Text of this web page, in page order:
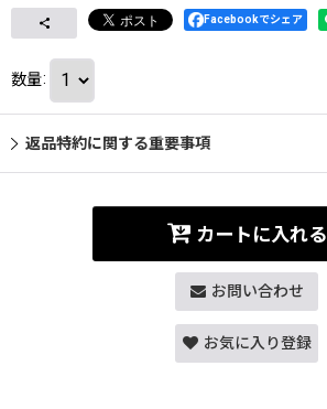
Facebookでシェア
数量:
返品特約に関する重要事項
カートに入れる
お問い合わせ
お気に入り登録